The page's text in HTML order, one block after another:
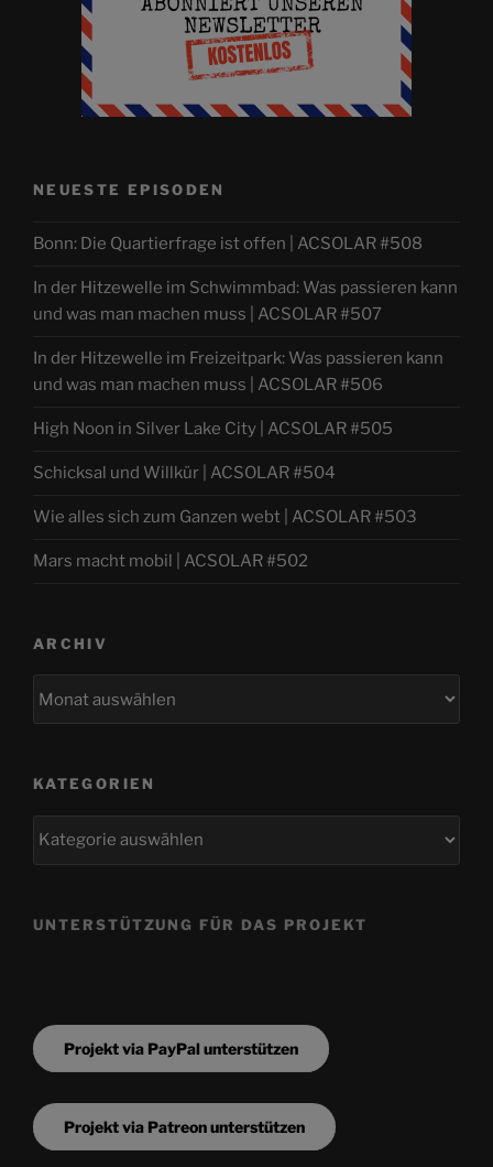
NEUESTE EPISODEN
Bonn: Die Quartierfrage ist offen | ACSOLAR #508
In der Hitzewelle im Schwimmbad: Was passieren kann
und was man machen muss | ACSOLAR #507
In der Hitzewelle im Freizeitpark: Was passieren kann
und was man machen muss | ACSOLAR #506
High Noon in Silver Lake City | ACSOLAR #505
Schicksal und Willkür | ACSOLAR #504
Wie alles sich zum Ganzen webt | ACSOLAR #503
Mars macht mobil | ACSOLAR #502
ARCHIV
KATEGORIEN
UNTERSTÜTZUNG FÜR DAS PROJEKT
Projekt via PayPal unterstützen
Projekt via Patreon unterstützen